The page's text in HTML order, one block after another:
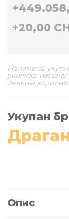
+
+20,00
Напомена:
уколико
лечења
Укупан
Опис